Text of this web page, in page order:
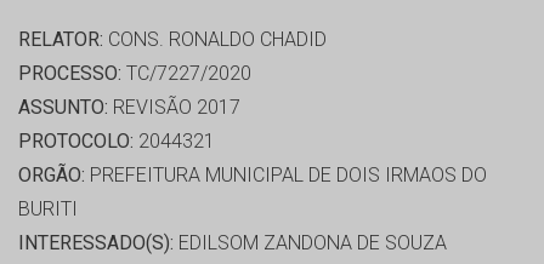
RELATOR: CONS. RONALDO CHADID
PROCESSO: TC/7227/2020
ASSUNTO: REVISÃO 2017
PROTOCOLO: 2044321
ORGÃO: PREFEITURA MUNICIPAL DE DOIS IRMAOS DO
BURITI
INTERESSADO(S): EDILSOM ZANDONA DE SOUZA